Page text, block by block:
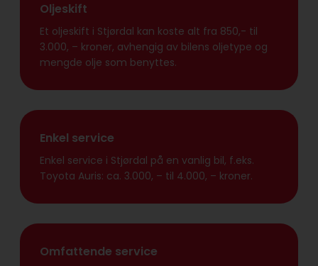
Oljeskift
Et oljeskift i Stjørdal kan koste alt fra 850,- til
3.000, – kroner, avhengig av bilens oljetype og
mengde olje som benyttes.
Enkel service
Enkel service i Stjørdal på en vanlig bil, f.eks.
Toyota Auris: ca. 3.000, – til 4.000, – kroner.
Omfattende service